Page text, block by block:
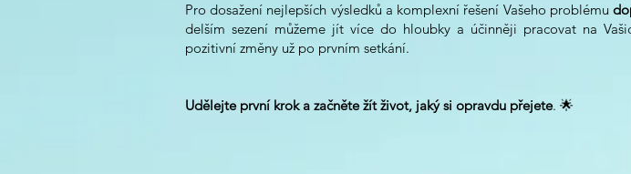
Pro dosažení nejlepších výsledků a komplexní řešení Vašeho problému
delším sezení můžeme jít více do hloubky a účinněji pracovat na
pozitivní změny už po prvním setkání.
Udělejte první krok a začněte žít život, jaký si opravdu přejete. 🌟